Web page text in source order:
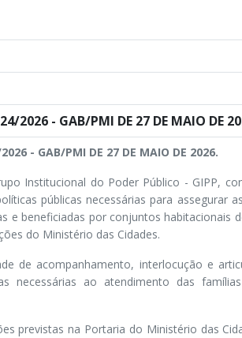
2026 - GAB/PMI DE 27 DE MAIO DE
- GAB/PMI DE 27 DE MAIO DE 2026.
Institucional do Poder Público - GIPP,
públicas necessárias para assegurar
e beneficiadas por conjuntos habitacionais
do Ministério das Cidades.
de acompanhamento, interlocução e
necessárias ao atendimento das
previstas na Portaria do Ministério das